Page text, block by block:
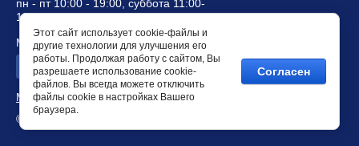
пн - пт 10:00 - 19:00, суббота 11:00-
18:00, вс - выходной
Мы в соц. сетях:
Megagroup.ru
© 2015 ООО "ТРИ С ПРОФИ"
Этот сайт использует cookie-файлы и
другие технологии для улучшения его
работы. Продолжая работу с сайтом, Вы
разрешаете использование cookie-
файлов. Вы всегда можете отключить
файлы cookie в настройках Вашего
браузера.
Согласен